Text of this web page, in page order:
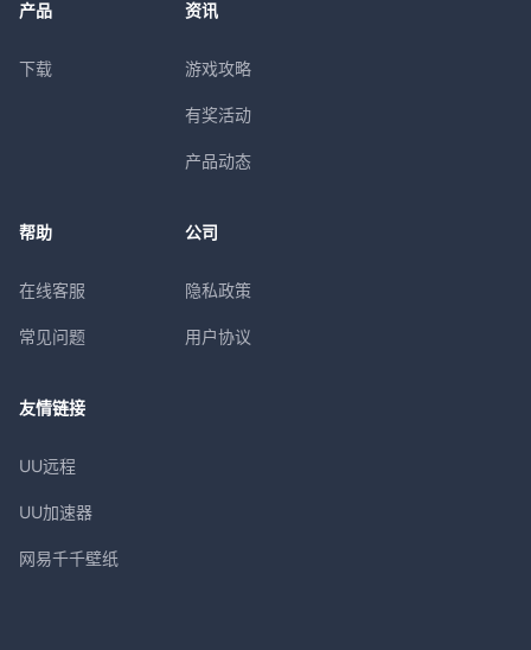
产品
下载
资讯
游戏攻略
有奖活动
产品动态
帮助
在线客服
常见问题
公司
隐私政策
用户协议
友情链接
UU远程
UU加速器
网易千千壁纸